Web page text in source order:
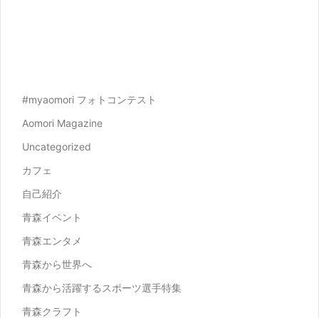
#myaomori フォトコンテスト
Aomori Magazine
Uncategorized
カフェ
自己紹介
青森イベント
青森エンタメ
青森から世界へ
青森から活躍するスポーツ選手特集
青森クラフト